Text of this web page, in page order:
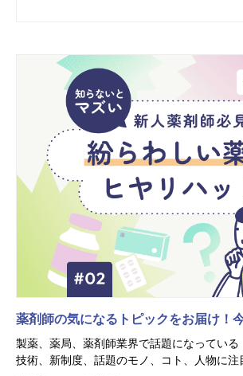
薬剤師の気になるトピックをお届け！
製薬、薬局、薬剤師業界で話題になってい
技術、新制度、話題のモノ、コト、人物に注